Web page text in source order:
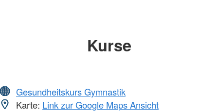
Kurse
Gesundheitskurs Gymnastik
Karte: Link zur Google Maps Ansicht